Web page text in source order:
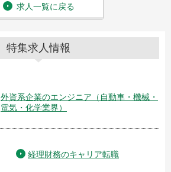
求人一覧に戻る
特集求人情報
外資系企業のエンジニア（自動車・機械・
電気・化学業界）
経理財務のキャリア転職